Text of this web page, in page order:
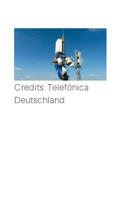
Credits: Telefónica
Deutschland